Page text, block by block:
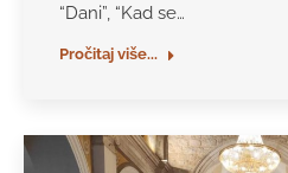
“Dani”, “Kad se…
Pročitaj više...